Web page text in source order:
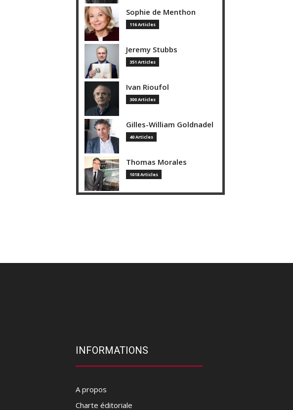
Sophie de Menthon
116 Articles
Jeremy Stubbs
351 Articles
Ivan Rioufol
300 Articles
Gilles-William Goldnadel
40 Articles
Thomas Morales
1018 Articles
INFORMATIONS
A propos
Charte éditoriale